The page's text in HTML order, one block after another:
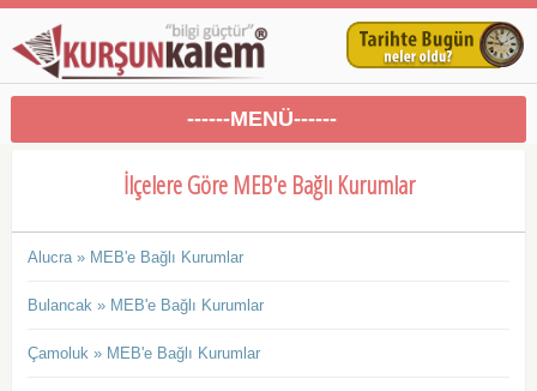
------MENÜ------
İlçelere Göre MEB'e Bağlı Kurumlar
Alucra » MEB'e Bağlı Kurumlar
Bulancak » MEB'e Bağlı Kurumlar
Çamoluk » MEB'e Bağlı Kurumlar